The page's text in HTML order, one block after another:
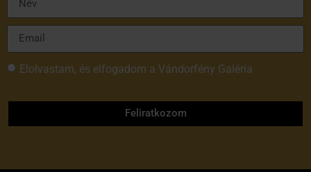
Elolvastam, és elfogadom a Vándorfény Galéria
Feliratkozom